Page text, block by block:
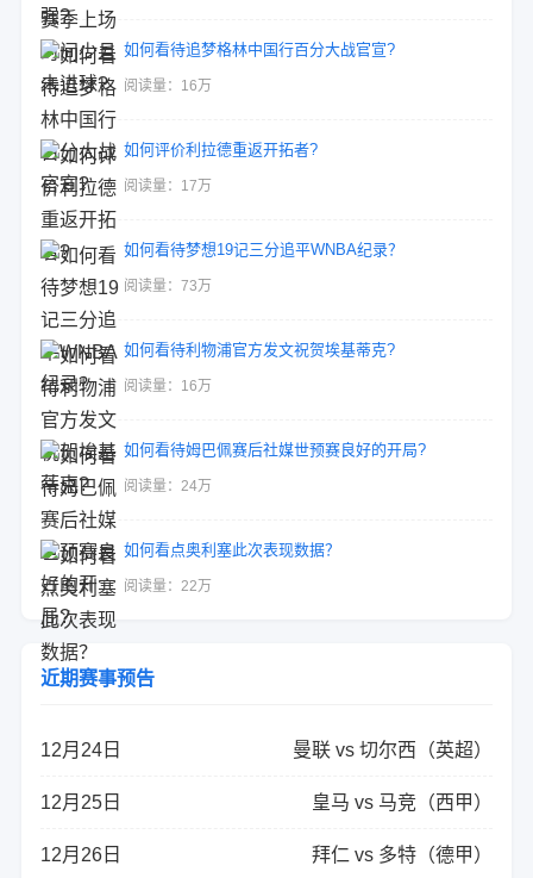
如何看待追梦格林中国行百分大战官宣?
阅读量：16万
如何评价利拉德重返开拓者?
阅读量：17万
如何看待梦想19记三分追平WNBA纪录？
阅读量：73万
如何看待利物浦官方发文祝贺埃基蒂克?
阅读量：16万
如何看待姆巴佩赛后社媒世预赛良好的开局?
阅读量：24万
如何看点奥利塞此次表现数据？
阅读量：22万
近期赛事预告
12月24日 曼联 vs 切尔西（英超）
12月25日 皇马 vs 马竞（西甲）
12月26日 拜仁 vs 多特（德甲）